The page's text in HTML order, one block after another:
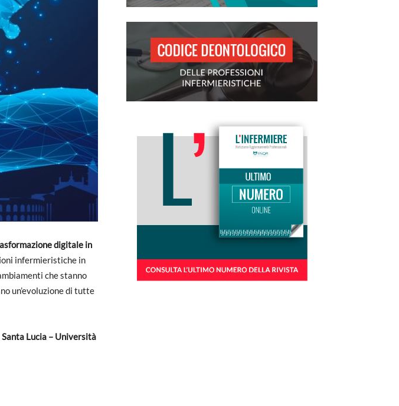
digitale in
infermieristiche in
che stanno
un’evoluzione di tutte
Santa Lucia – Università